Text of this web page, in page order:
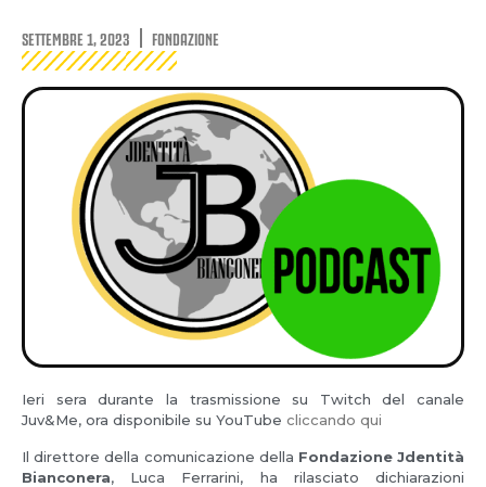
SETTEMBRE 1, 2023 FONDAZIONE
Ieri sera durante la trasmissione su Twitch del canale
Juv&Me, ora disponibile su YouTube cliccando qui
Il direttore della comunicazione della Fondazione Jdentità
Bianconera, Luca Ferrarini, ha rilasciato dichiarazioni